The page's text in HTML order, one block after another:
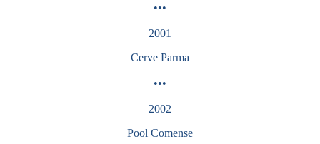
•••
2001
Cerve Parma
•••
2002
Pool Comense